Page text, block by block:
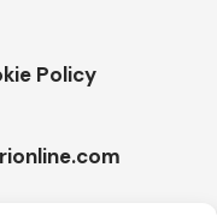
Policy